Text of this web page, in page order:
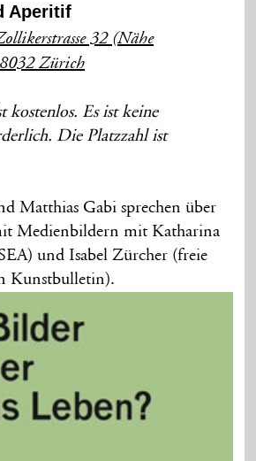
Aperitif
32 (Nähe
Zürich
kostenlos. Es ist keine
Die Platzzahl ist
Matthias Gabi sprechen über
Medienbildern mit Katharina
und Isabel Zürcher (freie
Kunstbulletin).